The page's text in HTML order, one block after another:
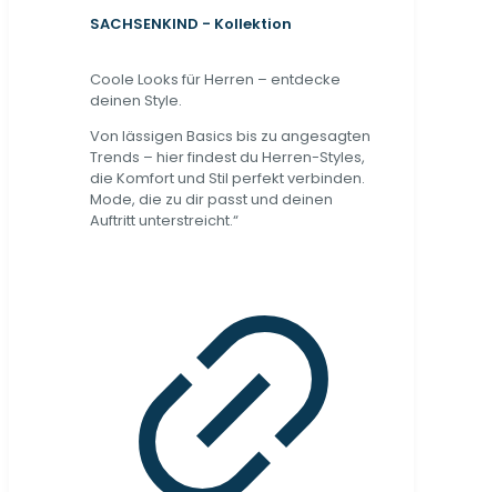
SACHSENKIND - Kollektion
Coole Looks für Herren – entdecke
deinen Style.
Von lässigen Basics bis zu angesagten
Trends – hier findest du Herren-Styles,
die Komfort und Stil perfekt verbinden.
Mode, die zu dir passt und deinen
Auftritt unterstreicht.“